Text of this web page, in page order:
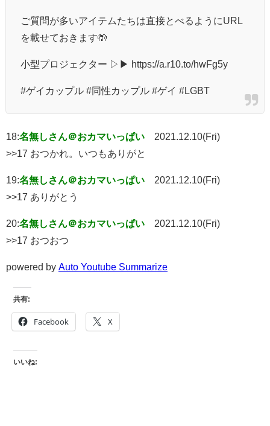
ご質問が多いアイテムたちは直接とべるようにURL
を載せておきます🤲
小型プロジェクター ▷▶︎ https://a.r10.to/hwFg5y
#ゲイカップル #同性カップル #ゲイ #LGBT
18:名無しさん＠おカマいっぱい
2021.12.10(Fri)
>>17 おつかれ。いつもありがと
19:名無しさん＠おカマいっぱい
2021.12.10(Fri)
>>17 ありがとう
20:名無しさん＠おカマいっぱい
2021.12.10(Fri)
>>17 おつおつ
powered by Auto Youtube Summarize
共有:
Facebook X
いいね: